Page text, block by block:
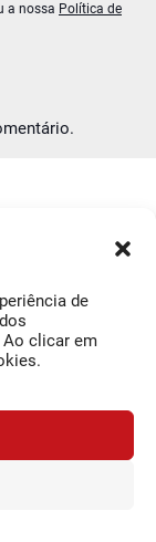
de
clicar em
a nossa Política de
Bairrada